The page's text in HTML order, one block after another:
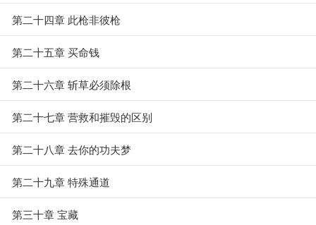
第二十四章 此枪非彼枪
第二十五章 买命钱
第二十六章 斩草必须除根
第二十七章 营救和摧毁的区别
第二十八章 去你的功夫梦
第二十九章 特殊通道
第三十章 宝藏